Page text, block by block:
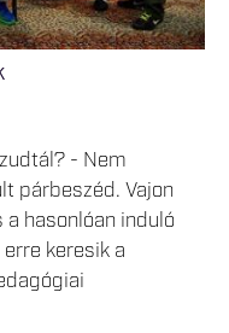
- Nem
párbeszéd. Vajon
hasonlóan induló
keresik a